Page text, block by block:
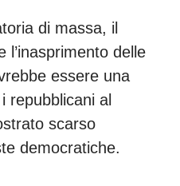
di massa, il
l’inasprimento delle
essere una
repubblicani al
scarso
democratiche.